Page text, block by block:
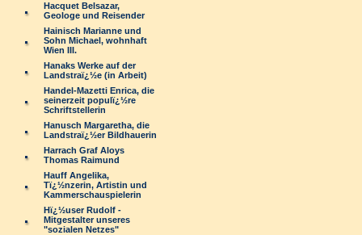
Hacquet Belsazar,
Geologe und Reisender
Hainisch Marianne und
Sohn Michael, wohnhaft
Wien III.
Hanaks Werke auf der
Landstraï¿½e (in Arbeit)
Handel-Mazetti Enrica, die
seinerzeit populï¿½re
Schriftstellerin
Hanusch Margaretha, die
Landstraï¿½er Bildhauerin
Harrach Graf Aloys
Thomas Raimund
Hauff Angelika,
Tï¿½nzerin, Artistin und
Kammerschauspielerin
Hï¿½user Rudolf -
Mitgestalter unseres
"sozialen Netzes"